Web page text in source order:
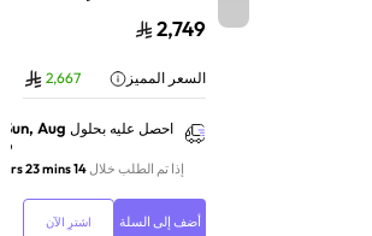
السرعة للألعاب | تتبع
2116A01Y
2,749
السعر المميز 2,667
احصل عليه بحلول Sun, Aug
9
إذا تم الطلب خلال14 hrs 23 mins
أضف إلى السلة اشترِ الآن